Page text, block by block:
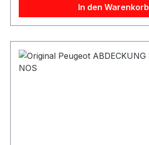
In den Warenkorb